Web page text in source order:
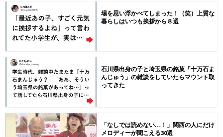
場を思い浮かべてしまった！（笑）上質な
暮らしはいつも挨拶から８選
石川県出身の子と埼玉県の銘菓「十万石ま
んじゅう」の雑談をしていたらマウント取
ってきた
「なしでは読めない…！」関西の人にだけ
メロディーが聞こえる30選